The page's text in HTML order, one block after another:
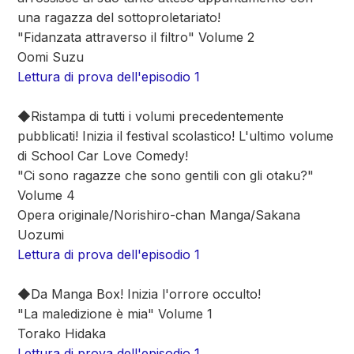
una ragazza del sottoproletariato!
"Fidanzata attraverso il filtro" Volume 2
Oomi Suzu
Lettura di prova dell'episodio 1
◆Ristampa di tutti i volumi precedentemente
pubblicati! Inizia il festival scolastico! L'ultimo volume
di School Car Love Comedy!
"Ci sono ragazze che sono gentili con gli otaku?"
Volume 4
Opera originale/Norishiro-chan Manga/Sakana
Uozumi
Lettura di prova dell'episodio 1
◆Da Manga Box! Inizia l'orrore occulto!
"La maledizione è mia" Volume 1
Torako Hidaka